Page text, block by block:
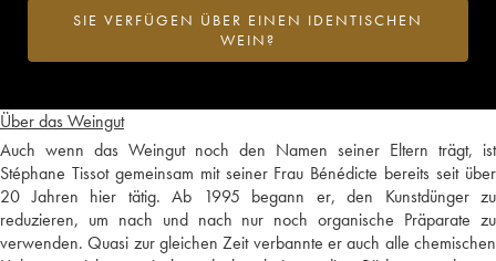
Über das Weingut
Auch wenn das Weingut noch den Namen seiner Eltern trägt, ist
Stéphane Tissot gemeinsam mit seiner Frau Bénédicte bereits seit über
20 Jahren hier tätig. Ab 1995 begann er, den Kunstdünger zu
reduzieren, um nach und nach nur noch organische Präparate zu
verwenden. Quasi zur gleichen Zeit verbannte er auch alle chemischen
SIE VERFÜGEN ÜBER EINEN IDENTISCHEN
WEIN?